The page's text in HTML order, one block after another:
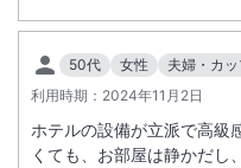
50代 女性
夫婦・カ
利用時期： 2024年11月2日
ホテルの設備が立派で高級
くても、お部屋は静かだし